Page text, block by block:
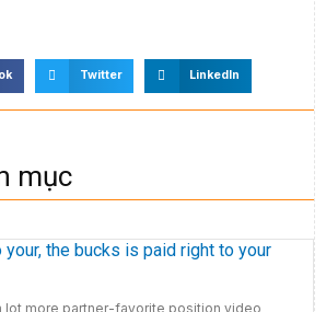
Twitter LinkedIn
mục
the bucks is paid right to your
lot more partner-favorite position video